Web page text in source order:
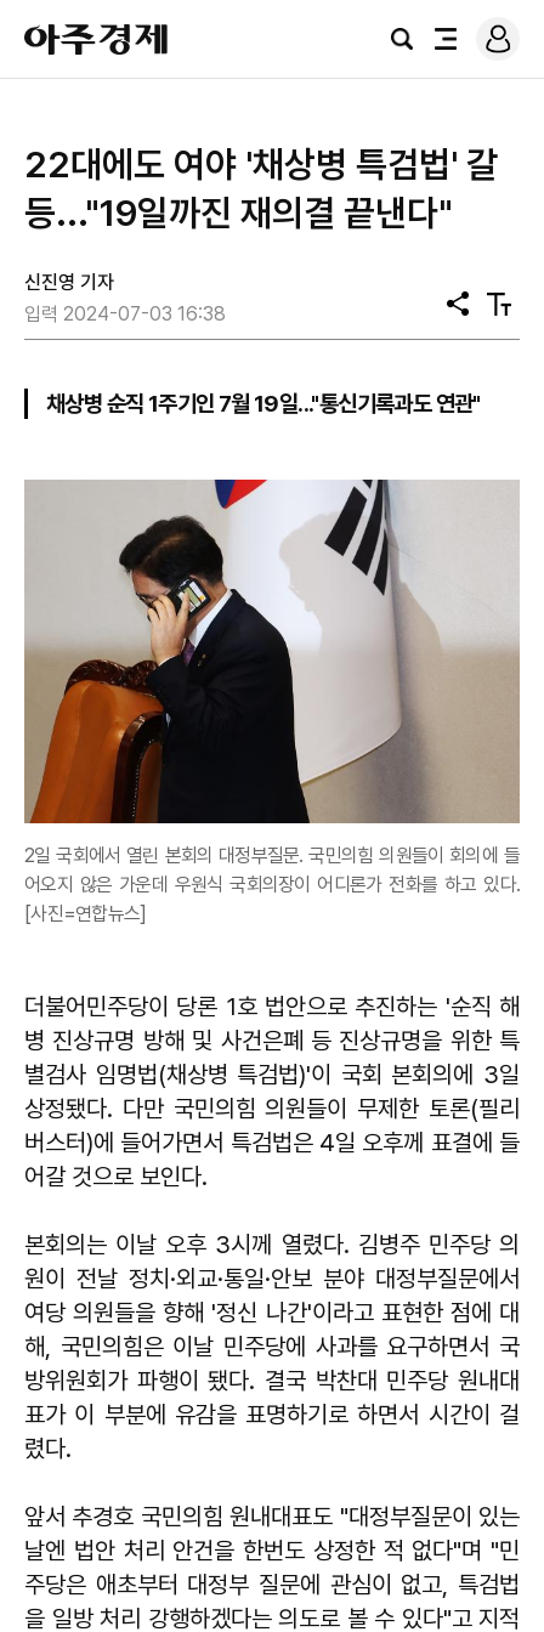
아
주
경
검
전
로
그
22대에도 여야 '채상병 특검법' 갈
등..."19일까진 재의결 끝낸다"
신진영 기자
입력 2024-07-03 16:38
공
유
텍
스
채상병 순직 1주기인 7월 19일..."통신기록과도 연관"
2일 국회에서 열린 본회의 대정부질문. 국민의힘 의원들이 회의에 들
어오지 않은 가운데 우원식 국회의장이 어디론가 전화를 하고 있다.
[사진=연합뉴스]
더불어민주당이 당론 1호 법안으로 추진하는 '순직 해
병 진상규명 방해 및 사건은폐 등 진상규명을 위한 특
별검사 임명법(채상병 특검법)'이 국회 본회의에 3일
상정됐다. 다만 국민의힘 의원들이 무제한 토론(필리
버스터)에 들어가면서 특검법은 4일 오후께 표결에 들
어갈 것으로 보인다.
본회의는 이날 오후 3시께 열렸다. 김병주 민주당 의
원이 전날 정치·외교·통일·안보 분야 대정부질문에서
여당 의원들을 향해 '정신 나간'이라고 표현한 점에 대
해, 국민의힘은 이날 민주당에 사과를 요구하면서 국
방위원회가 파행이 됐다. 결국 박찬대 민주당 원내대
표가 이 부분에 유감을 표명하기로 하면서 시간이 걸
렸다.
앞서 추경호 국민의힘 원내대표도 "대정부질문이 있는
날엔 법안 처리 안건을 한번도 상정한 적 없다"며 "민
주당은 애초부터 대정부 질문에 관심이 없고, 특검법
을 일방 처리 강행하겠다는 의도로 볼 수 있다"고 지적